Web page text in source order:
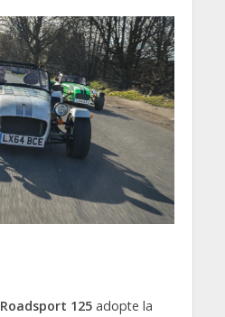
Roadsport 125adopte la